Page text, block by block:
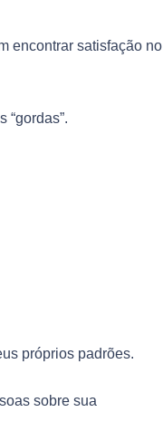
encontrar satisfação no
próprios padrões.
sobre sua